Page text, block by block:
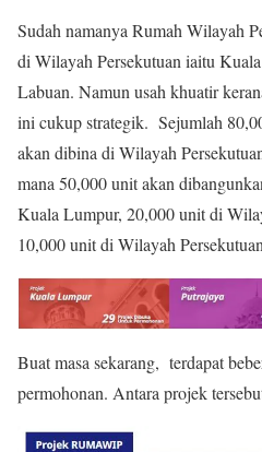
Sudah namanya Rumah Wilayah
di Wilayah Persekutuan iaitu
Labuan. Namun usah khuatir
ini cukup strategik. Sejumlah
akan dibina di Wilayah
mana 50,000 unit akan
Kuala Lumpur, 20,000 unit di
10,000 unit di Wilayah
Buat masa sekarang, terdapat
permohonan. Antara projek